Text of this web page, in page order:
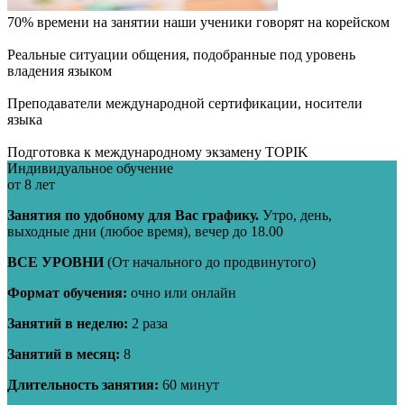
70% времени на занятии наши ученики говорят на корейском
Реальные ситуации общения, подобранные под уровень
владения языком
Преподаватели международной сертификации, носители
языка
Подготовка к международному экзамену TOPIK
Индивидуальное обучение
от 8 лет
Занятия по удобному для Вас графику. Утро, день,
выходные дни (любое время), вечер до 18.00
ВСЕ УРОВНИ (От начального до продвинутого)
Формат обучения: очно или онлайн
Занятий в неделю: 2 раза
Занятий в месяц: 8
Длительность занятия: 60 минут